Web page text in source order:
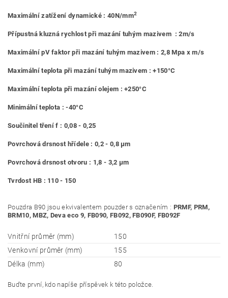
Maximální zatížení dynamické : 40N/mm2
Přípustná kluzná rychlost při mazání tuhým mazivem : 2m/s
Maximální pV faktor při mazání tuhým mazivem : 2,8 Mpa x m/s
Maximální teplota při mazání tuhým mazivem : +150°C
Maximální teplota při mazání olejem : +250°C
Minimální teplota : -40°C
Součinitel tření f : 0,08 - 0,25
Povrchová drsnost hřídele : 0,2 - 0,8 μm
Povrchová drsnost otvoru : 1,8 - 3,2 μm
Tvrdost HB : 110 - 150
Pouzdra B90 jsou ekvivalentem pouzder s označením : PRMF, PRM,
BRM10, MBZ, Deva eco 9, FB090, FB092, FB090F, FB092F
Vnitřní průměr (mm)
150
Venkovní průměr (mm)
155
Délka (mm)
80
Buďte první, kdo napíše příspěvek k této položce.